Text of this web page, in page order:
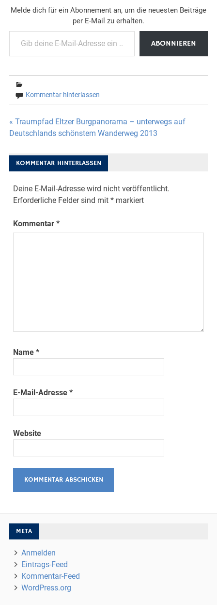
Melde dich für ein Abonnement an, um die neuesten Beiträge
per E-Mail zu erhalten.
Gib deine E-Mail-Adresse ein ...
ABONNIEREN
Kommentar hinterlassen
Beitragsnavigation
« Traumpfad Eltzer Burgpanorama – unterwegs auf
Deutschlands schönstem Wanderweg 2013
KOMMENTAR HINTERLASSEN
Deine E-Mail-Adresse wird nicht veröffentlicht.
Erforderliche Felder sind mit* markiert
Kommentar*
Name*
E-Mail-Adresse*
Website
META
Anmelden
Eintrags-Feed
Kommentar-Feed
WordPress.org